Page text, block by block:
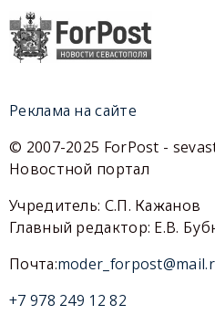
Реклама на сайте
© 2007-2025 ForPost -
Новостной портал
Учредитель: С.П. Кажанов
Главный редактор: Е.В.
Почта:
+7 978 249 12 82